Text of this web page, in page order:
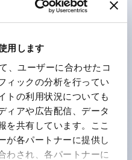
用します
、ユーザーに合わせたコ
ィックの分析を行ってい
トの利用状況についても
ィアや広告配信、データ
を共有しています。ここ
が各パートナーに提供し
わされ、各パートナーに
製品に順次切り替え予定
製品は2026年1月から受注
に廃止
2025年12月末で販売終
ライトのダイレクトタイ
幅に削減。
球（LSRD球）。これま